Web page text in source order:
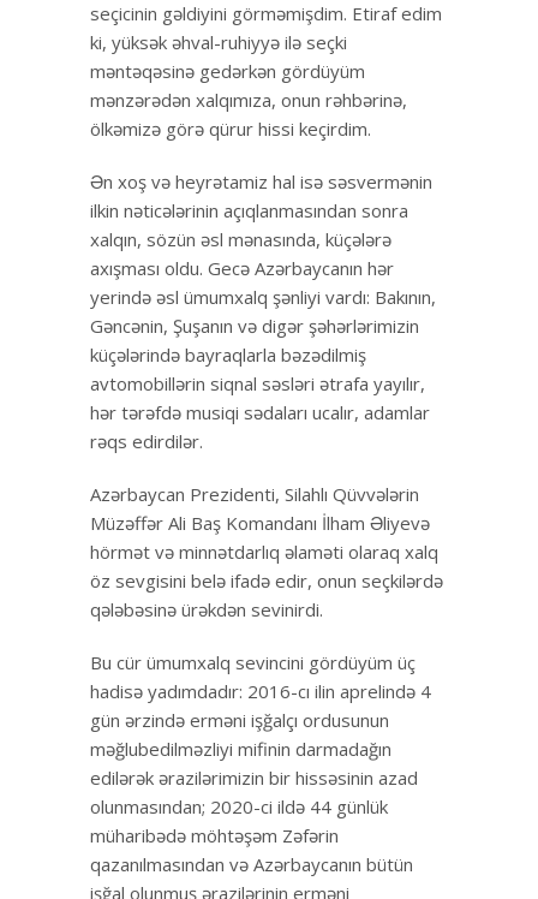
seçicinin gəldiyini görməmişdim. Etiraf edim
ki, yüksək əhval-ruhiyyə ilə seçki
məntəqəsinə gedərkən gördüyüm
mənzərədən xalqımıza, onun rəhbərinə,
ölkəmizə görə qürur hissi keçirdim.
Ən xoş və heyrətamiz hal isə səsvermənin
ilkin nəticələrinin açıqlanmasından sonra
xalqın, sözün əsl mənasında, küçələrə
axışması oldu. Gecə Azərbaycanın hər
yerində əsl ümumxalq şənliyi vardı: Bakının,
Gəncənin, Şuşanın və digər şəhərlərimizin
küçələrində bayraqlarla bəzədilmiş
avtomobillərin siqnal səsləri ətrafa yayılır,
hər tərəfdə musiqi sədaları ucalır, adamlar
rəqs edirdilər.
Azərbaycan Prezidenti, Silahlı Qüvvələrin
Müzəffər Ali Baş Komandanı İlham Əliyevə
hörmət və minnətdarlıq əlaməti olaraq xalq
öz sevgisini belə ifadə edir, onun seçkilərdə
qələbəsinə ürəkdən sevinirdi.
Bu cür ümumxalq sevincini gördüyüm üç
hadisə yadımdadır: 2016-cı ilin aprelində 4
gün ərzində erməni işğalçı ordusunun
məğlubedilməzliyi mifinin darmadağın
edilərək ərazilərimizin bir hissəsinin azad
olunmasından; 2020-ci ildə 44 günlük
müharibədə möhtəşəm Zəfərin
qazanılmasından və Azərbaycanın bütün
işğal olunmuş ərazilərinin erməni